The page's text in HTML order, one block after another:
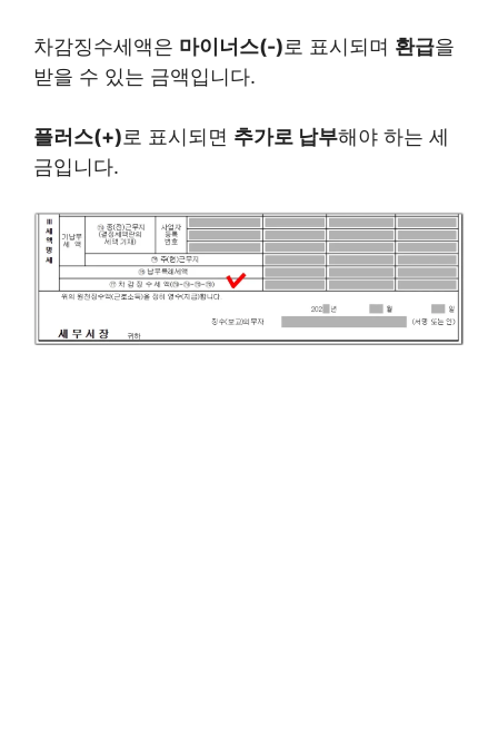
차감징수세액은 마이너스(-)로 표시되며 환급을
받을 수 있는 금액입니다.
플러스(+)로 표시되면 추가로 납부해야 하는 세
금입니다​.